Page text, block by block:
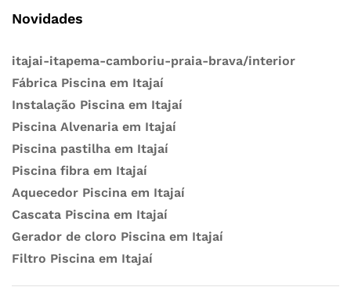
Novidades
itajai-itapema-camboriu-praia-brava/interior
Fábrica Piscina em Itajaí
Instalação Piscina em Itajaí
Piscina Alvenaria em Itajaí
Piscina pastilha em Itajaí
Piscina fibra em Itajaí
Aquecedor Piscina em Itajaí
Cascata Piscina em Itajaí
Gerador de cloro Piscina em Itajaí
Filtro Piscina em Itajaí